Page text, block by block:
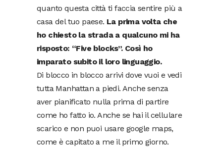
quanto questa città ti faccia sentire più a
casa del tuo paese. La prima volta che
ho chiesto la strada a qualcuno mi ha
risposto: “Five blocks”. Così ho
imparato subito il loro linguaggio.
Di blocco in blocco arrivi dove vuoi e vedi
tutta Manhattan a piedi. Anche senza
aver pianificato nulla prima di partire
come ho fatto io. Anche se hai il cellulare
scarico e non puoi usare google maps,
come è capitato a me il primo giorno.